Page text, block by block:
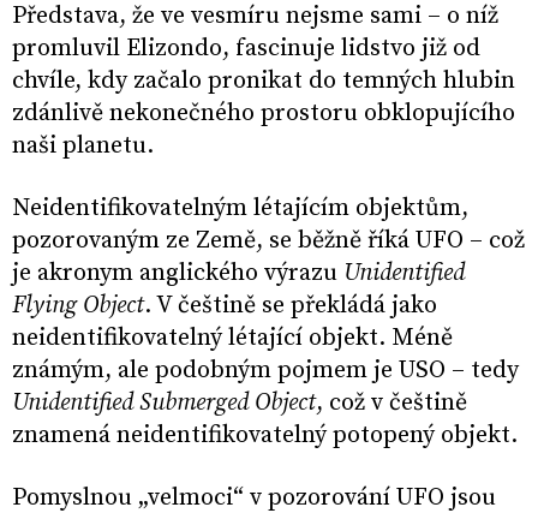
Představa, že ve vesmíru nejsme sami – o níž
promluvil Elizondo, fascinuje lidstvo již od
chvíle, kdy začalo pronikat do temných hlubin
zdánlivě nekonečného prostoru obklopujícího
naši planetu.
Neidentifikovatelným létajícím objektům,
pozorovaným ze Země, se běžně říká UFO – což
je akronym anglického výrazu Unidentified
Flying Object. V češtině se překládá jako
neidentifikovatelný létající objekt. Méně
známým, ale podobným pojmem je USO – tedy
Unidentified Submerged Object, což v češtině
znamená neidentifikovatelný potopený objekt.
Pomyslnou „velmoci“ v pozorování UFO jsou